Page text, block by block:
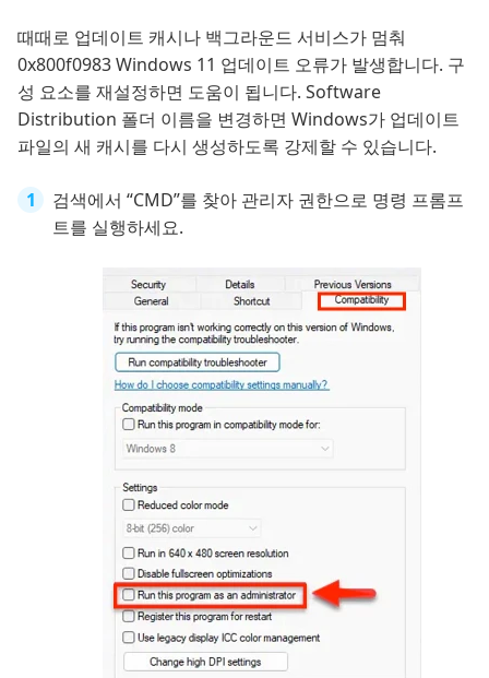
때때로 업데이트 캐시나 백그라운드 서비스가 멈춰
0x800f0983 Windows 11 업데이트 오류가 발생합니다. 구
성 요소를 재설정하면 도움이 됩니다. Software
Distribution 폴더 이름을 변경하면 Windows가 업데이트
파일의 새 캐시를 다시 생성하도록 강제할 수 있습니다.
검색에서 “CMD”를 찾아 관리자 권한으로 명령 프롬프
트를 실행하세요.